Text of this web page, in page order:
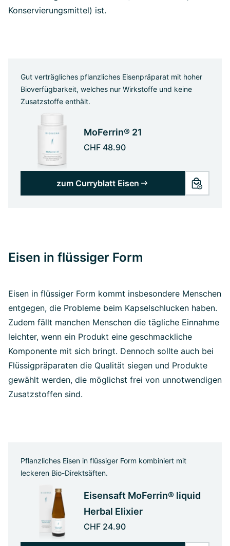
Konservierungsmittel) ist.
Gut verträgliches pflanzliches Eisenpräparat mit hoher
Bioverfügbarkeit, welches nur Wirkstoffe und keine
Zusatzstoffe enthält.
MoFerrin® 21
CHF 48.90
zum Curryblatt Eisen
Eisen in flüssiger Form
Eisen in flüssiger Form kommt insbesondere Menschen
entgegen, die Probleme beim Kapselschlucken haben.
Zudem fällt manchen Menschen die tägliche Einnahme
leichter, wenn ein Produkt eine geschmackliche
Komponente mit sich bringt. Dennoch sollte auch bei
Flüssigpräparaten die Qualität siegen und Produkte
gewählt werden, die möglichst frei von unnotwendigen
Zusatzstoffen sind.
Pflanzliches Eisen in flüssiger Form kombiniert mit
leckeren Bio-Direktsäften.
Eisensaft MoFerrin® liquid
Herbal Elixier
CHF 24.90